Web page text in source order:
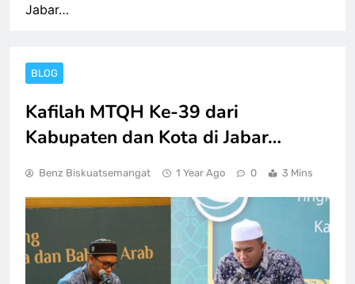
Jabar…
BLOG
Kafilah MTQH Ke-39 dari
Kabupaten dan Kota di Jabar…
Benz Biskuatsemangat 1 Year Ago 0 3 Mins